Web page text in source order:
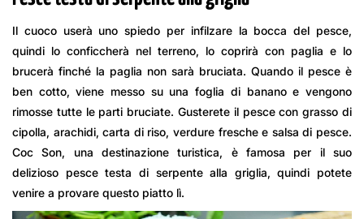
Il cuoco userà uno spiedo per infilzare la bocca del pesce,
quindi lo conficcherà nel terreno, lo coprirà con paglia e lo
brucerà finché la paglia non sarà bruciata. Quando il pesce è
ben cotto, viene messo su una foglia di banano e vengono
rimosse tutte le parti bruciate. Gusterete il pesce con grasso di
cipolla, arachidi, carta di riso, verdure fresche e salsa di pesce.
Coc Son, una destinazione turistica, è famosa per il suo
delizioso pesce testa di serpente alla griglia, quindi potete
venire a provare questo piatto lì.